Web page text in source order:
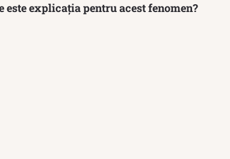
este explicația pentru acest fenomen?